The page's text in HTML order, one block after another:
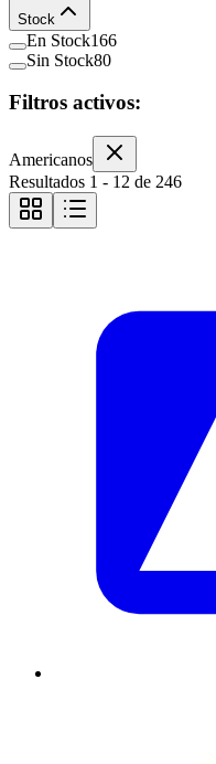
Stock
En Stock166
Sin Stock80
Filtros activos:
Americanos
Resultados 1 - 12 de 246